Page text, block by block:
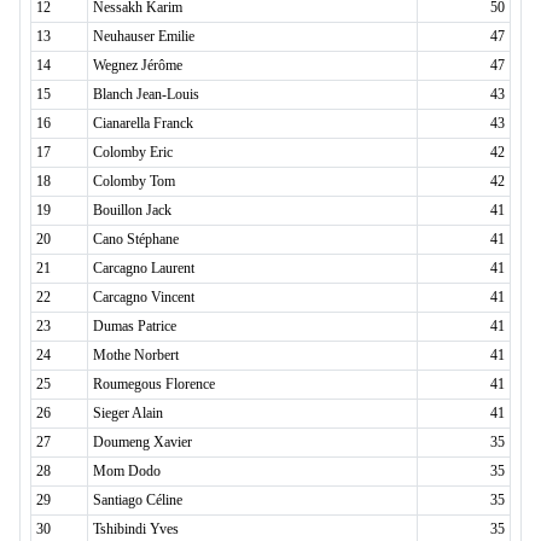
12
Nessakh Karim
50
13
Neuhauser Emilie
47
14
Wegnez Jérôme
47
15
Blanch Jean-Louis
43
16
Cianarella Franck
43
17
Colomby Eric
42
18
Colomby Tom
42
19
Bouillon Jack
41
20
Cano Stéphane
41
21
Carcagno Laurent
41
22
Carcagno Vincent
41
23
Dumas Patrice
41
24
Mothe Norbert
41
25
Roumegous Florence
41
26
Sieger Alain
41
27
Doumeng Xavier
35
28
Mom Dodo
35
29
Santiago Céline
35
30
Tshibindi Yves 35